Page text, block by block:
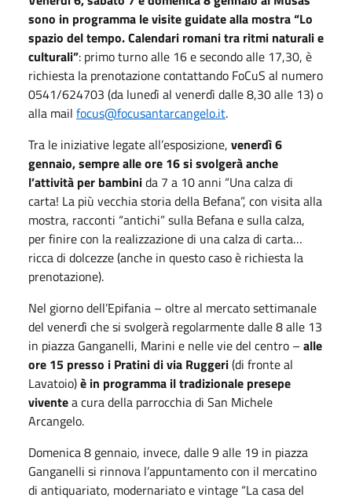
sono in programma le visite guidate alla mostra “Lo
spazio del tempo. Calendari romani tra ritmi naturali e
culturali”: primo turno alle 16 e secondo alle 17,30, è
richiesta la prenotazione contattando FoCuS al numero
0541/624703 (da lunedì al venerdì dalle 8,30 alle 13) o
alla mail focus@focusantarcangelo.it.
Tra le iniziative legate all’esposizione, venerdì 6
gennaio, sempre alle ore 16 si svolgerà anche
l’attività per bambinida 7 a 10 anni “Una calza di
carta! La più vecchia storia della Befana”, con visita alla
mostra, racconti “antichi” sulla Befana e sulla calza,
per finire con la realizzazione di una calza di carta…
ricca di dolcezze (anche in questo caso è richiesta la
prenotazione).
Nel giorno dell’Epifania – oltre al mercato settimanale
del venerdì che si svolgerà regolarmente dalle 8 alle 13
in piazza Ganganelli, Marini e nelle vie del centro – alle
ore 15 presso i Pratini di via Ruggeri(di fronte al
Lavatoio)è in programma il tradizionale presepe
viventea cura della parrocchia di San Michele
Arcangelo.
Domenica 8 gennaio, invece, dalle 9 alle 19 in piazza
Ganganelli si rinnova l’appuntamento con il mercatino
di antiquariato, modernariato e vintage “La casa del